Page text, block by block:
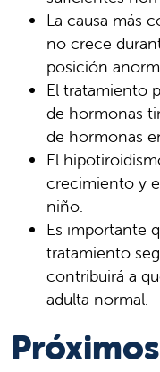
La causa más
no crece
posición
El tratamiento
de hormonas
de hormonas
El
crecimiento y
niño.
Es importante
tratamiento
contribuirá a
adulta normal.